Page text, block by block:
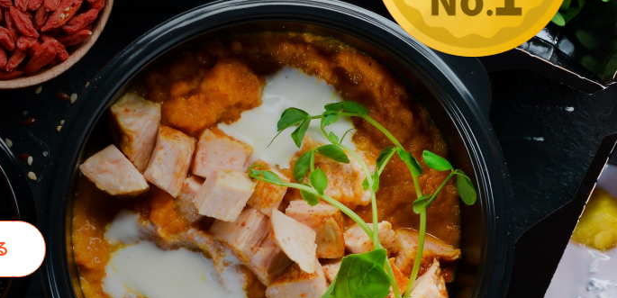
フード・飲食店 ファッション
アニメ・漫画 スポーツ
ビューティー・ヘルスケア ソーシャルグッド
CAMPFIRE Creation
machi-ya コミュニティ